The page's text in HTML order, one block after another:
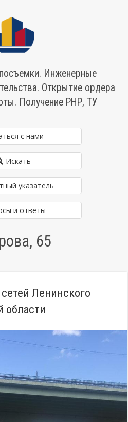
Инженерные
Открытие ордера
Получение РНР, ТУ
с нами
Искать
указатель
и ответы
65
Ленинского
области